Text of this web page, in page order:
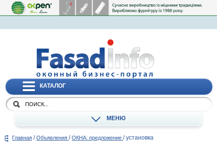
КАТАЛОГ
МЕНЮ
Главная / Объявления / ОКНА: предложение / установка